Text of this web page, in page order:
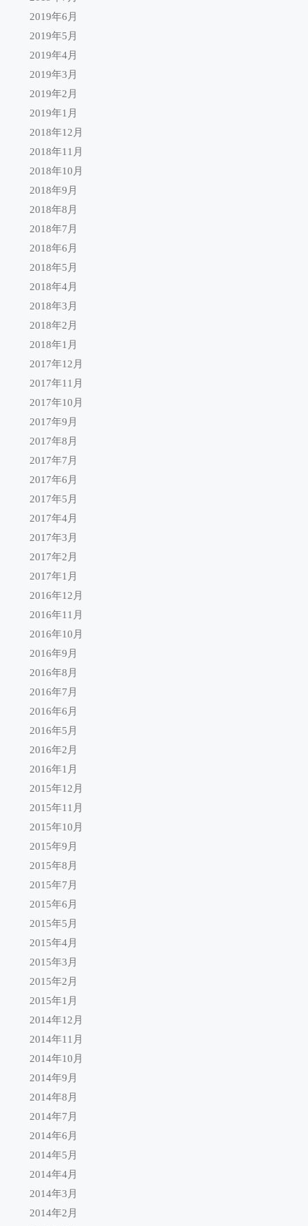
2019年6月
2019年5月
2019年4月
2019年3月
2019年2月
2019年1月
2018年12月
2018年11月
2018年10月
2018年9月
2018年8月
2018年7月
2018年6月
2018年5月
2018年4月
2018年3月
2018年2月
2018年1月
2017年12月
2017年11月
2017年10月
2017年9月
2017年8月
2017年7月
2017年6月
2017年5月
2017年4月
2017年3月
2017年2月
2017年1月
2016年12月
2016年11月
2016年10月
2016年9月
2016年8月
2016年7月
2016年6月
2016年5月
2016年2月
2016年1月
2015年12月
2015年11月
2015年10月
2015年9月
2015年8月
2015年7月
2015年6月
2015年5月
2015年4月
2015年3月
2015年2月
2015年1月
2014年12月
2014年11月
2014年10月
2014年9月
2014年8月
2014年7月
2014年6月
2014年5月
2014年4月
2014年3月
2014年2月